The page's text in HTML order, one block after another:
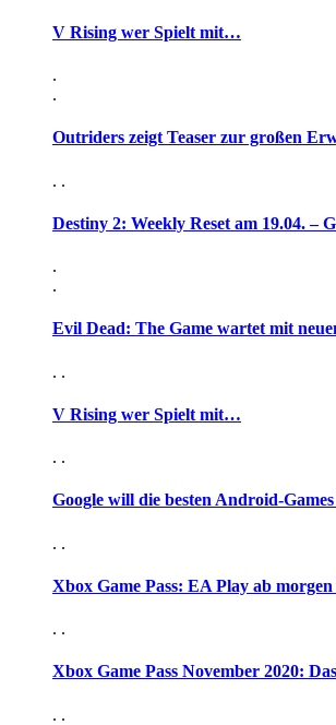
V Rising wer Spielt mit…
.
.
Outriders zeigt Teaser zur großen
. .
Destiny 2: Weekly Reset am 19.04. –
.
.
Evil Dead: The Game wartet mit
. .
V Rising wer Spielt mit…
. .
Google will die besten Android-
. .
Xbox Game Pass: EA Play ab
. .
Xbox Game Pass November 2020:
. .